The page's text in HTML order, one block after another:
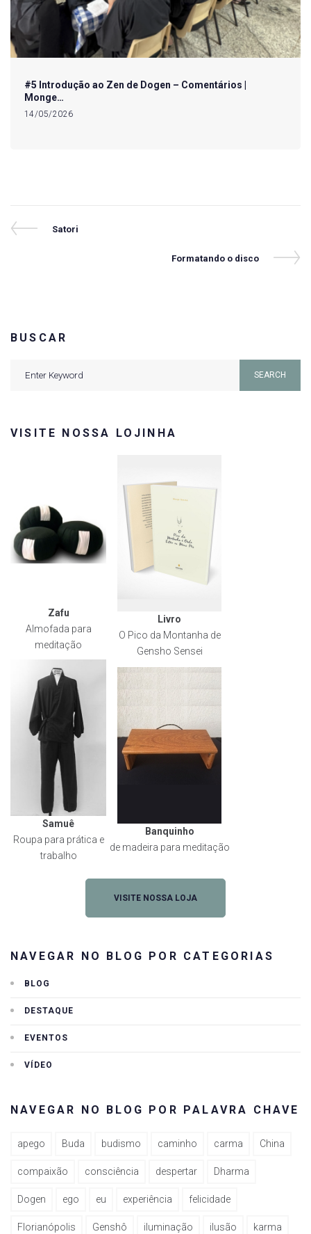
#5 Introdução ao Zen de Dogen – Comentários |
Monge…
14/05/2026
Navegação
Previous
Satori
Next
Formatando o disco
BUSCAR
SEARCH
VISITE NOSSA LOJINHA
Zafu
Almofada para
meditação
Livro
O Pico da Montanha de
Gensho Sensei
Samuê
Roupa para prática e
trabalho
Banquinho
de madeira para meditação
VISITE NOSSA LOJA
NAVEGAR NO BLOG POR CATEGORIAS
BLOG
DESTAQUE
EVENTOS
VÍDEO
NAVEGAR NO BLOG POR PALAVRA CHAVE
apego Buda budismo caminho carma China
compaixão consciência despertar Dharma
Dogen ego eu experiência felicidade
Florianópolis Genshô iluminação ilusão karma